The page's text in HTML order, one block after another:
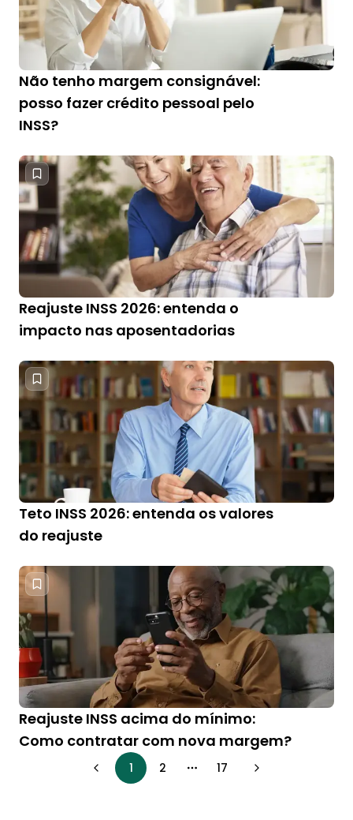
Não tenho margem consignável:
posso fazer crédito pessoal pelo
INSS?
Reajuste INSS 2026: entenda o
impacto nas aposentadorias
Teto INSS 2026: entenda os valores
do reajuste
Reajuste INSS acima do mínimo:
Como contratar com nova margem?
1 2 More pages
17